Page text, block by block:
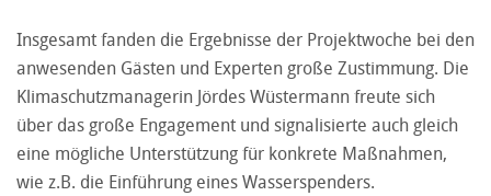
Insgesamt fanden die Ergebnisse der Projektwoche bei den
anwesenden Gästen und Experten große Zustimmung. Die
Klimaschutzmanagerin Jördes Wüstermann freute sich
über das große Engagement und signalisierte auch gleich
eine mögliche Unterstützung für konkrete Maßnahmen,
wie z.B. die Einführung eines Wasserspenders.